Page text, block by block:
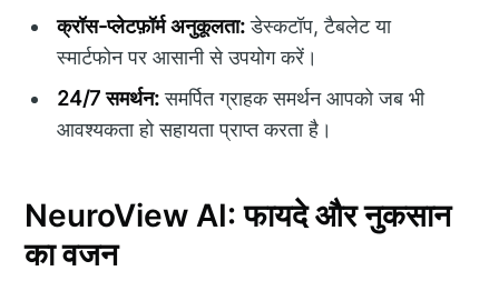
क्रॉस-प्लेटफ़ॉर्म अनुकूलता:डेस्कटॉप, टैबलेट या
स्मार्टफोन पर आसानी से उपयोग करें।
24/7 समर्थन:समर्पित ग्राहक समर्थन आपको जब भी
आवश्यकता हो सहायता प्राप्त करता है।
NeuroView AI: फायदे और नुकसान
का वजन